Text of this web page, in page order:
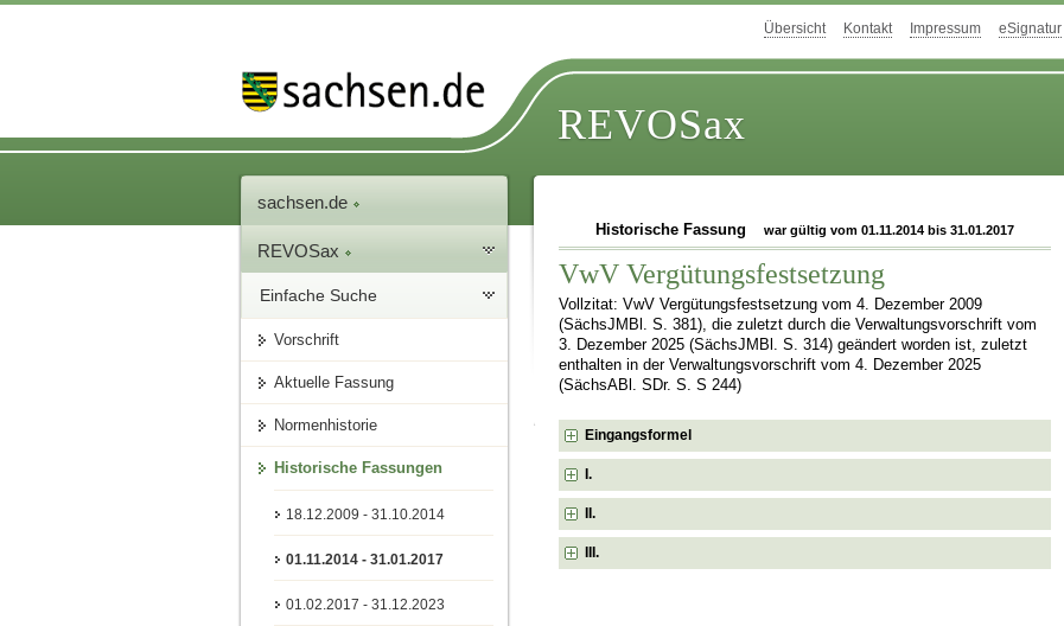
Übersicht Kontakt Impressum eSignatur
REVOSax
sachsen.de
REVOSax
Einfache Suche
Vorschrift
Aktuelle Fassung
Normenhistorie
Historische Fassungen
18.12.2009 - 31.10.2014
01.11.2014 - 31.01.2017
01.02.2017 - 31.12.2023
Historische Fassung war gültig vom 01.11.2014 bis 31.01.2017
VwV Vergütungsfestsetzung
Vollzitat: VwV Vergütungsfestsetzung vom 4. Dezember 2009
(SächsJMBl. S. 381), die zuletzt durch die Verwaltungsvorschrift vom
3. Dezember 2025 (SächsJMBl. S. 314) geändert worden ist, zuletzt
enthalten in der Verwaltungsvorschrift vom 4. Dezember 2025
(SächsABl. SDr. S. S 244)
Eingangsformel
I.
II.
III.